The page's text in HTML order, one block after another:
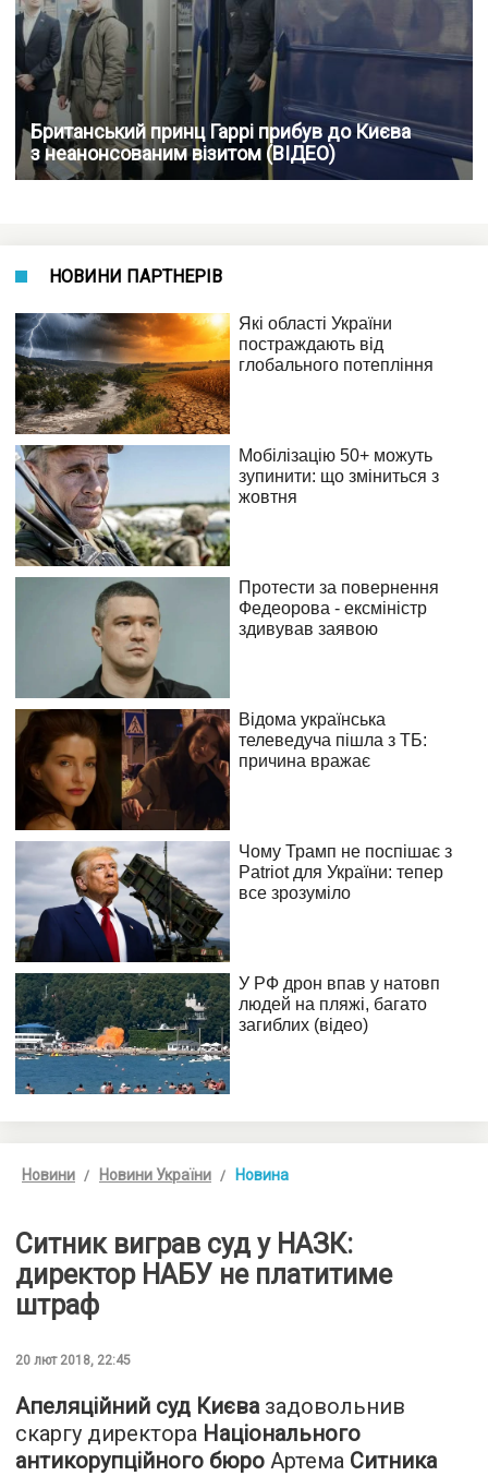
Британський принц Гаррі прибув до Києва
з неанонсованим візитом (ВІДЕО)
НОВИНИ ПАРТНЕРІВ
Новини Новини України Новина
Ситник виграв суд у НАЗК:
директор НАБУ не платитиме
штраф
20 лют 2018, 22:45
Апеляційний суд Києвазадовольнив
скаргу директора Національного
антикорупційного бюро Артема Ситника